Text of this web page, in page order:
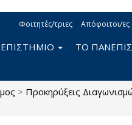
Φοιτητές/τριες Απόφοιτοι/ες
ΤΟ
> Προκηρύξεις